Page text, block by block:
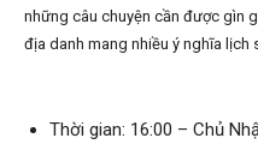
những câu chuyện cần được gìn
địa danh mang nhiều ý nghĩa lịch
Thời gian: 16:00 – Chủ